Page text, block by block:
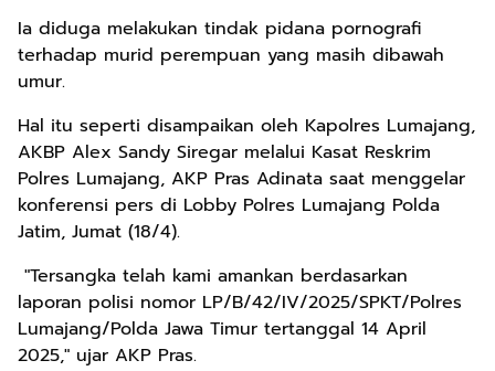
Ia diduga melakukan tindak pidana pornografi
terhadap murid perempuan yang masih dibawah
umur.
Hal itu seperti disampaikan oleh Kapolres Lumajang,
AKBP Alex Sandy Siregar melalui Kasat Reskrim
Polres Lumajang, AKP Pras Adinata saat menggelar
konferensi pers di Lobby Polres Lumajang Polda
Jatim, Jumat (18/4).
"Tersangka telah kami amankan berdasarkan
laporan polisi nomor LP/B/42/IV/2025/SPKT/Polres
Lumajang/Polda Jawa Timur tertanggal 14 April
2025," ujar AKP Pras.